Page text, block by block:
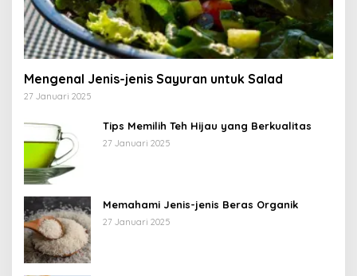
Mengenal Jenis-jenis Sayuran untuk Salad
27 Januari 2025
Tips Memilih Teh Hijau yang Berkualitas
27 Januari 2025
Memahami Jenis-jenis Beras Organik
27 Januari 2025